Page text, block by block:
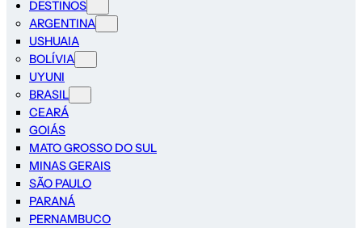
DESTINOS
ARGENTINA
USHUAIA
BOLÍVIA
UYUNI
BRASIL
CEARÁ
GOIÁS
MATO GROSSO DO SUL
MINAS GERAIS
SÃO PAULO
PARANÁ
PERNAMBUCO